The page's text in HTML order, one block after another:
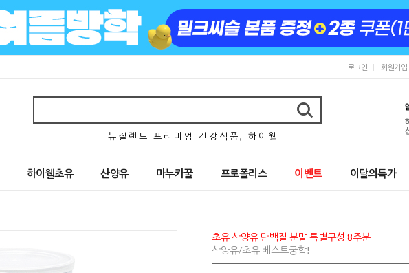
로그인 회원가입
뉴 질 랜 드 프 리 미 엄 건 강 식 품 , 하 이 웰
하이웰초유 산양유 마누카꿀 프로폴리스 이벤트 이달의특가
초유 산양유 단백질 분말 특별구성 8주분
산양유/초유 베스트궁합!